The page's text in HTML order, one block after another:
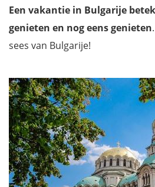
Een vakantie in Bulgarije
genieten en nog eens genieten
sees van Bulgarije!